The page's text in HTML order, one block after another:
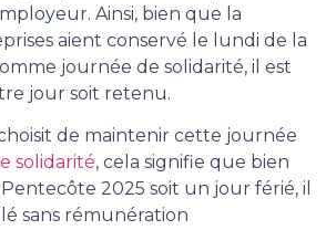
Ainsi, bien que la
aient conservé le lundi de la
journée de solidarité, il est
jour soit retenu.
de maintenir cette journée
solidarité, cela signifie que bien
2025 soit un jour férié, il
sans rémunération